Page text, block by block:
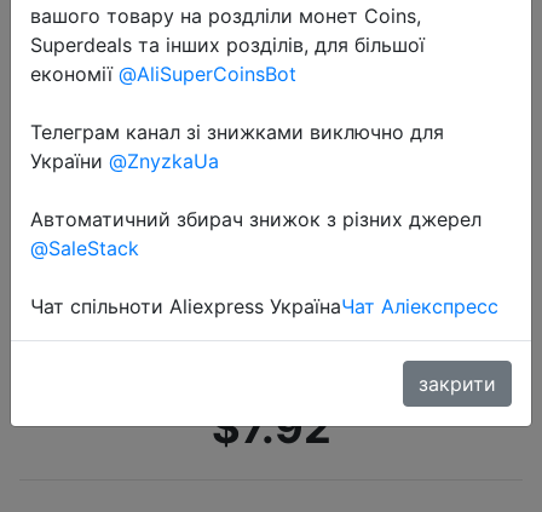
2021-01-31
Xiaomi, сексуальные бесшовные
спортивные трусики, женские
одноцветные мягкие стринги с Т
образной спинкой для �…
$7.92
вашого товару на роздліли монет Coins,
Superdeals та інших розділів, для більшої
економії @AliSuperCoinsBot
Телеграм канал зі знижками виключно для
України @ZnyzkaUa
Автоматичний збирач знижок з різних джерел
@SaleStack
Чат спільноти Aliexpress УкраїнаЧат Аліекспресс
закрити